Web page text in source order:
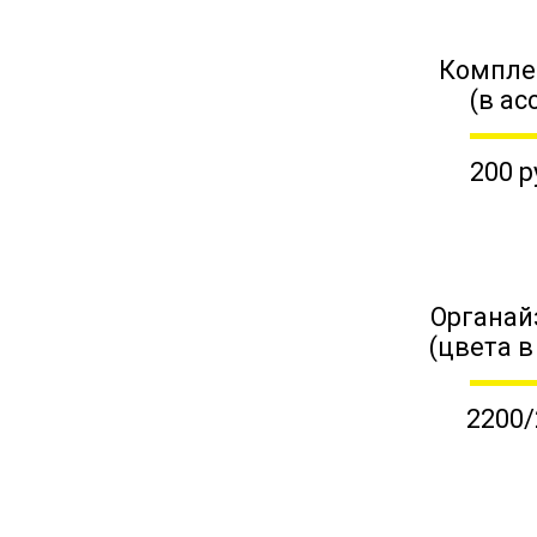
(в
200
(цвета